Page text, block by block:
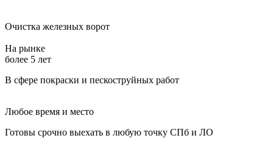
Очистка железных ворот
На рынке
более 5 лет
В сфере покраски и пескоструйных работ
Любое время и место
Готовы срочно выехать в любую точку СПб и ЛО